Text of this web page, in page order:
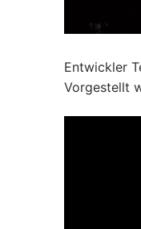
Entwickler
Vorgestellt